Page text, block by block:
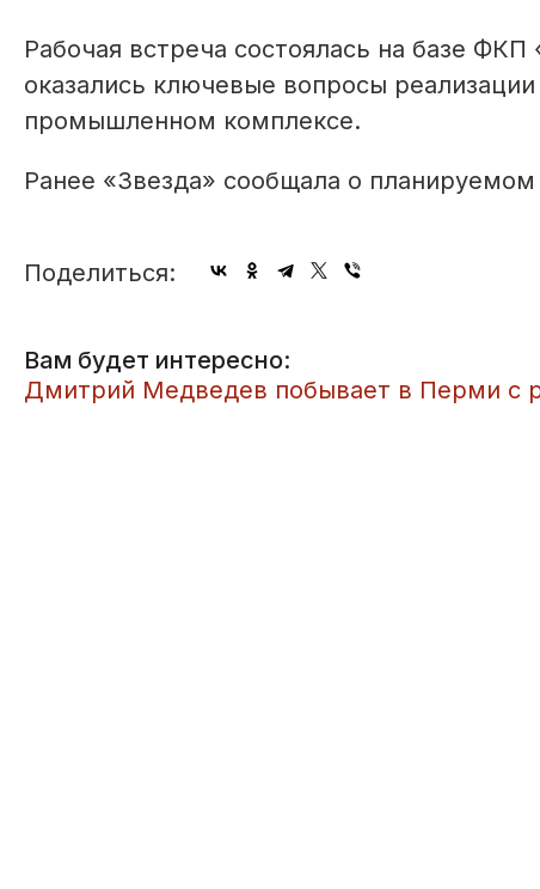
Рабочая встреча состоялась на базе
оказались ключевые вопросы
промышленном комплексе.
Ранее «Звезда» сообщала о
Поделиться:
Вам будет интересно:
Дмитрий Медведев побывает в Перми с